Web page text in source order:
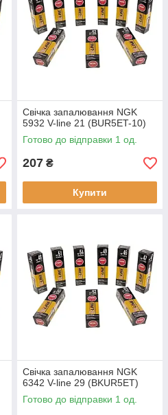
Свічка запалювання NGK
5932 V-line 21 (BUR5ET-10)
Готово до відправки 1 од.
207 ₴
Купити
Свічка запалювання NGK
6342 V-line 29 (BKUR5ET)
Готово до відправки 1 од.